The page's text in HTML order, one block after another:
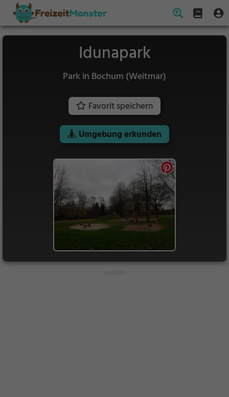
Idunapark
Park in Bochum (Weitmar)
Favorit speichern
Umgebung erkunden